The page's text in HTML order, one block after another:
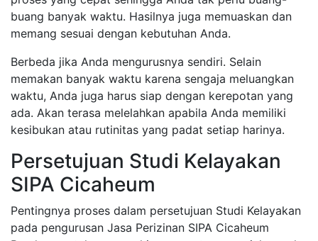
buang banyak waktu. Hasilnya juga memuaskan dan
memang sesuai dengan kebutuhan Anda.
Berbeda jika Anda mengurusnya sendiri. Selain
memakan banyak waktu karena sengaja meluangkan
waktu, Anda juga harus siap dengan kerepotan yang
ada. Akan terasa melelahkan apabila Anda memiliki
kesibukan atau rutinitas yang padat setiap harinya.
Persetujuan Studi Kelayakan
SIPA Cicaheum
Pentingnya proses dalam persetujuan Studi Kelayakan
pada pengurusan Jasa Perizinan SIPA Cicaheum